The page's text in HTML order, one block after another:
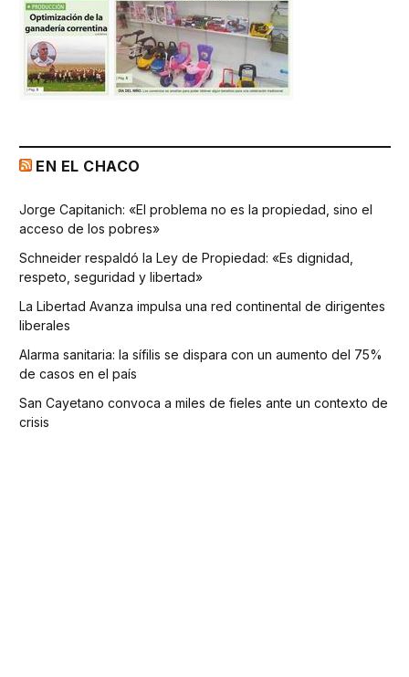
EN EL CHACO
Jorge Capitanich: «El problema no es la propiedad, sino el
acceso de los pobres»
Schneider respaldó la Ley de Propiedad: «Es dignidad,
respeto, seguridad y libertad»
La Libertad Avanza impulsa una red continental de dirigentes
liberales
Alarma sanitaria: la sífilis se dispara con un aumento del 75%
de casos en el país
San Cayetano convoca a miles de fieles ante un contexto de
crisis